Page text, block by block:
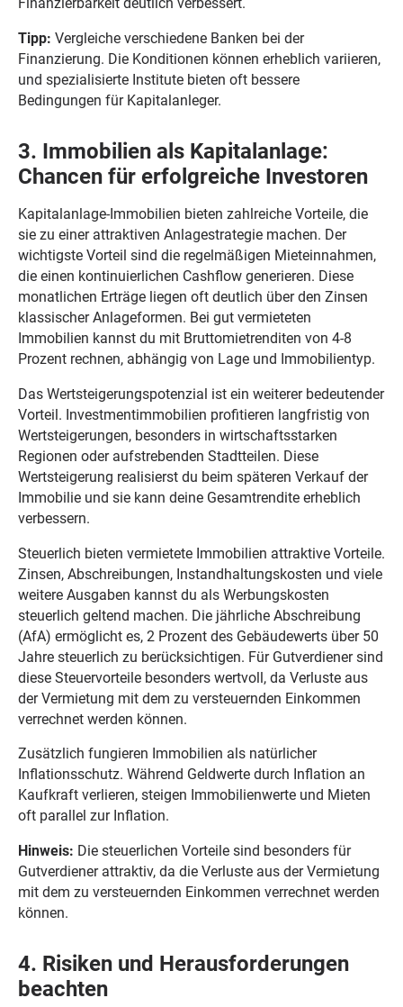
Tipp: Vergleiche verschiedene Banken bei der
Finanzierung. Die Konditionen können erheblich variieren,
und spezialisierte Institute bieten oft bessere
Bedingungen für Kapitalanleger.
3. Immobilien als Kapitalanlage:
Chancen für erfolgreiche Investoren
Kapitalanlage-Immobilien bieten zahlreiche Vorteile, die
sie zu einer attraktiven Anlagestrategie machen. Der
wichtigste Vorteil sind die regelmäßigen Mieteinnahmen,
die einen kontinuierlichen Cashflow generieren. Diese
monatlichen Erträge liegen oft deutlich über den Zinsen
klassischer Anlageformen. Bei gut vermieteten
Immobilien kannst du mit Bruttomietrenditen von 4-8
Prozent rechnen, abhängig von Lage und Immobilientyp.
Das Wertsteigerungspotenzial ist ein weiterer bedeutender
Vorteil. Investmentimmobilien profitieren langfristig von
Wertsteigerungen, besonders in wirtschaftsstarken
Regionen oder aufstrebenden Stadtteilen. Diese
Wertsteigerung realisierst du beim späteren Verkauf der
Immobilie und sie kann deine Gesamtrendite erheblich
verbessern.
Steuerlich bieten vermietete Immobilien attraktive Vorteile.
Zinsen, Abschreibungen, Instandhaltungskosten und viele
weitere Ausgaben kannst du als Werbungskosten
steuerlich geltend machen. Die jährliche Abschreibung
(AfA) ermöglicht es, 2 Prozent des Gebäudewerts über 50
Jahre steuerlich zu berücksichtigen. Für Gutverdiener sind
diese Steuervorteile besonders wertvoll, da Verluste aus
der Vermietung mit dem zu versteuernden Einkommen
verrechnet werden können.
Zusätzlich fungieren Immobilien als natürlicher
Inflationsschutz. Während Geldwerte durch Inflation an
Kaufkraft verlieren, steigen Immobilienwerte und Mieten
oft parallel zur Inflation.
Hinweis: Die steuerlichen Vorteile sind besonders für
Gutverdiener attraktiv, da die Verluste aus der Vermietung
mit dem zu versteuernden Einkommen verrechnet werden
können.
4. Risiken und Herausforderungen
beachten